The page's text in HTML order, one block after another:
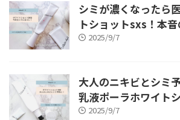
シミが濃くなったら
トショットsxs！本
2025/9/7
大人のニキビとシミ
乳液ポーラホワイト
2025/9/7